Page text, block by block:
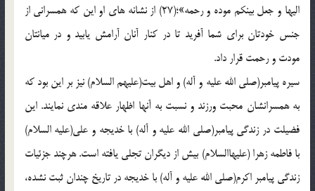
اليها و جعل بينکم موده و رحمه»؛(27) از نشانه هاي او اين که همسراني از
جنس خودتان براي شما آفريد تا در کنار آنان آرامش يابيد و در ميانتان
مودت و رحمت قرار داد.
سيره پيامبر(صلي الله عليه و آله) و اهل بيت(عليهم السلام) نيز بر اين بود که
به همسرانشان محبت ورزند و نسبت به آنها اظهار علاقه مندي نمايند. اين
فضيلت در زندگي پيامبر(صلي الله عليه و آله) با خديجه و علي(عليه السلام)
با فاطمه زهرا (عليهاالسلام) بيش از ديگران تجلي يافته است. هرچند جزئيات
زندگي پيامبر اکرم(صلي الله عليه و آله) با خديجه در تاريخ چندان ثبت نشده،